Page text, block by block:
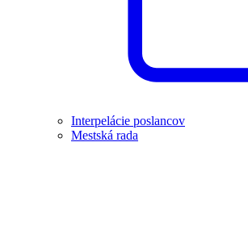
Interpelácie poslancov
Mestská rada